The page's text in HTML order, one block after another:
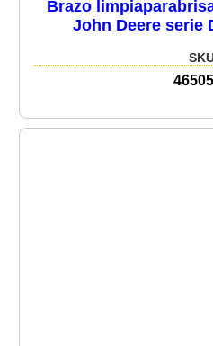
Brazo
John Deere serie